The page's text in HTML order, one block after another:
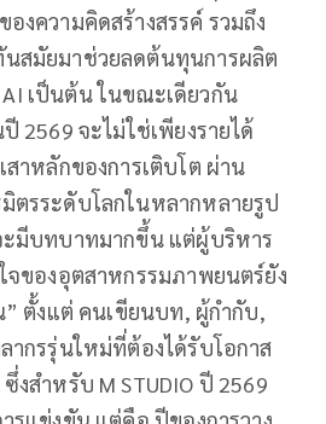
งความคิดสร้างสรรค์ รวมถึง
นสมัยมาช่วยลดต้นทุนการผลิต
เป็นต้น ในขณะเดียวกัน
2569 จะไม่ใช่เพียงรายได้
สาหลักของการเติบโต ผ่าน
ตรระดับโลกในหลากหลายรูป
มีบทบาทมากขึ้น แต่ผู้บริหาร
ใจของอุตสาหกรรมภาพยนตร์ยัง
” ตั้งแต่ คนเขียนบท, ผู้กำกับ,
ากรรุ่นใหม่ที่ต้องได้รับโอกาส
งสำหรับ M STUDIO ปี 2569